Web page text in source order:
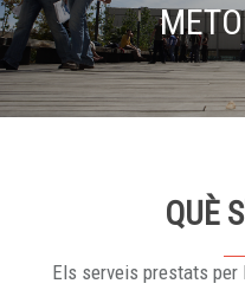
QUÈ
Els serveis prestats